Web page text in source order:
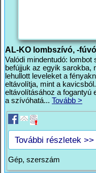
AL-KO lombszívó, -
Valódi mindentudó: lombot
befújjuk az egyik sarokba,
lehullott leveleket a
eltávolítja, mint a
eltávolításához a fogantyú
a szívóhatá... Tovább >
További részletek >>
Gép, szerszám